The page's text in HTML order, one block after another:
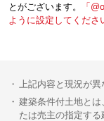
とがございます。
「
ように設定してくださ
上記内容と現況が
建築条件付土地と
たは売主の指定す